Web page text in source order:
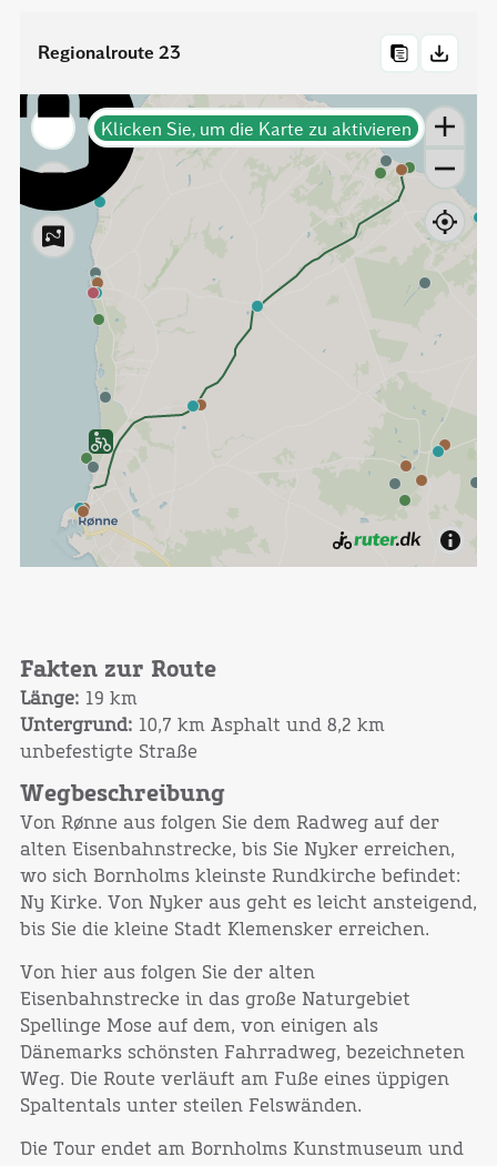
Fakten zur Route
Länge:19 km
Untergrund: 10,7 km Asphalt und 8,2 km
unbefestigte Straße
Wegbeschreibung
Von Rønne aus folgen Sie dem Radweg auf der
alten Eisenbahnstrecke, bis Sie Nyker erreichen,
wo sich Bornholms kleinste Rundkirche befindet:
Ny Kirke. Von Nyker aus geht es leicht ansteigend,
bis Sie die kleine Stadt Klemensker erreichen.
Von hier aus folgen Sie der alten
Eisenbahnstrecke in das große Naturgebiet
Spellinge Mose auf dem, von einigen als
Dänemarks schönsten Fahrradweg, bezeichneten
Weg. Die Route verläuft am Fuße eines üppigen
Spaltentals unter steilen Felswänden.
Die Tour endet am Bornholms Kunstmuseum und